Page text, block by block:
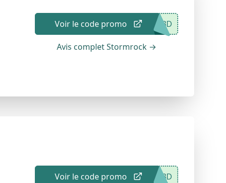
Voir le code promo CBD
Avis complet Stormrock →
Voir le code promo CBD